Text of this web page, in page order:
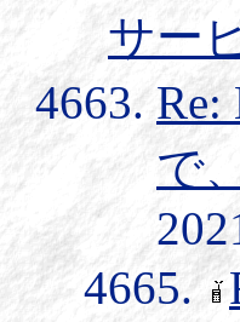
サー
で